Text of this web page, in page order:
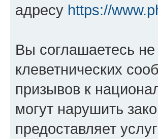
адресу https://
Вы соглашаетесь
клеветнических
призывов к
могут нарушить
предоставляет